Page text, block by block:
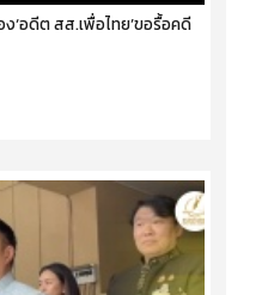
‘อดีต สส.เพื่อไทย’ขอรื้อคดี